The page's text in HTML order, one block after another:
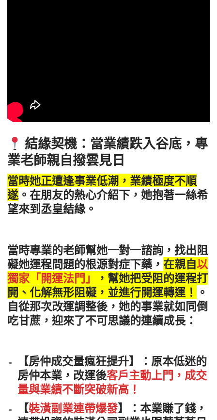
結緣契機：當業績跌入谷底，專
業老師親自撥雲見日
當時她正遭逢事業低潮，業績極度不順
遂 。在朋友的熱心介紹下，她抱著一絲希
望來到丞皇結緣。
當時專業的老師幫她一對一諮詢，找出阻
礙她運程問題的根源對症下藥， 在親自以
獨家「開運法門」
， 幫她把受阻的運程打
開、化解無形阻礙，並進行開運轉運！
。
自從那次改運調整後，她的事業就如同倒
吃甘蔗，迎來了不可思議的連續成長：
【房仲成交量瘋狂提升】
：原本低迷的
房仲本業，改運後客戶主動上門，成交
量與業績不斷突破新高！
【裝潢副業連帶爆發】
：本業賺了錢，